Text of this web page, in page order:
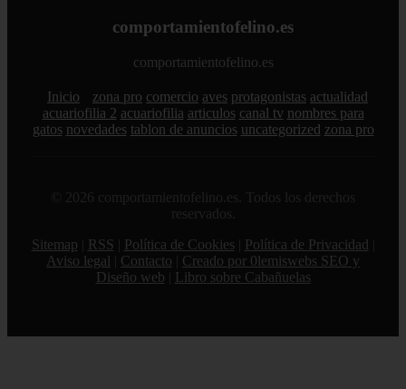
comportamientofelino.es
comportamientofelino.es
Inicio zona pro comercio aves protagonistas actualidad
acuariofilia 2 acuariofilia articulos canal tv nombres para
gatos novedades tablon de anuncios uncategorized zona pro
© 2026 comportamientofelino.es. Todos los derechos
reservados.
Sitemap
RSS Política de Cookies Política de Privacidad
Aviso legal
Contacto
Creado por 0lemiswebs SEO y
Diseño web
Libro sobre Cabañuelas